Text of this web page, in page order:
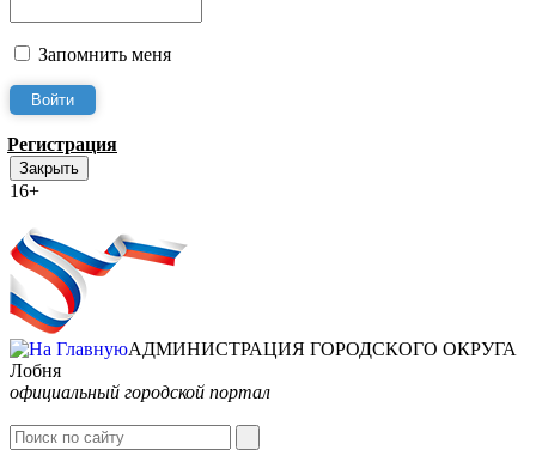
Запомнить меня
Регистрация
Закрыть
16+
АДМИНИСТРАЦИЯ ГОРОДСКОГО ОКРУГА
Лобня
официальный городской портал